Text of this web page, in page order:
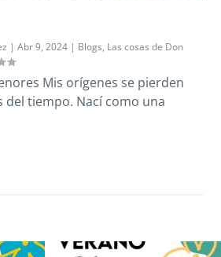
|Abr 9, 2024 | Blogs, Las cosas de Don
Mis orígenes se pierden
del tiempo. Nací como una